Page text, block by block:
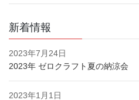
新着情報
2023年7月24日
2023年 ゼロクラフト夏の納涼会
2023年1月1日